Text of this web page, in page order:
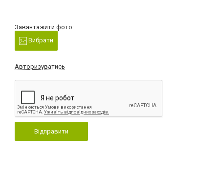
Завантажити фото:
Вибрати
Авторизуватись
Відправити